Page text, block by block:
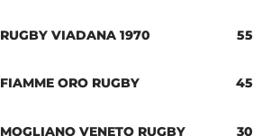
RUGBY VIADANA 1970 55
FIAMME ORO RUGBY 45
MOGLIANO VENETO RUGBY 30